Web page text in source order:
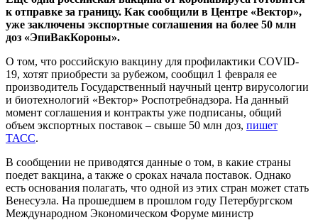
к отправке за границу. Как сообщили в Центре «Вектор»,
уже заключены экспортные соглашения на более 50 млн
доз «ЭпиВакКороны».
О том, что российскую вакцину для профилактики COVID-
19, хотят приобрести за рубежом, сообщил 1 февраля ее
производитель Государственный научный центр вирусологии
и биотехнологий «Вектор» Роспотребнадзора. На данный
момент соглашения и контракты уже подписаны, общий
объем экспортных поставок – свыше 50 млн доз, пишет
ТАСС.
В сообщении не приводятся данные о том, в какие страны
поедет вакцина, а также о сроках начала поставок. Однако
есть основания полагать, что одной из этих стран может стать
Венесуэла. На прошедшем в прошлом году Петербургском
Международном Экономическом Форуме министр